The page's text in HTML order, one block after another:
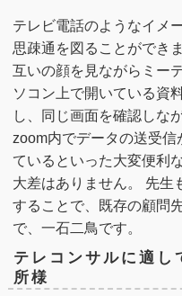
テレビ電話のようなイメ
思疎通を図ることができ
互いの顔を見ながらミー
ソコン上で開いている資
し、同じ画面を確認しな
zoom内でデータの送受
ているといった大変便利
大差はありません。 先生
することで、既存の顧問
で、一石二鳥です。
テレコンサルに適し
所様